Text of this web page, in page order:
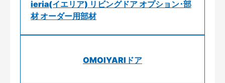
ieria(イエリア) リビングドア オプション･部
材 オーダー用部材
OMOIYARIドア